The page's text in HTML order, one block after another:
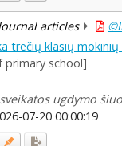
articles
trečių klasių
primary school]
ugdymo
07-20 00:00:19